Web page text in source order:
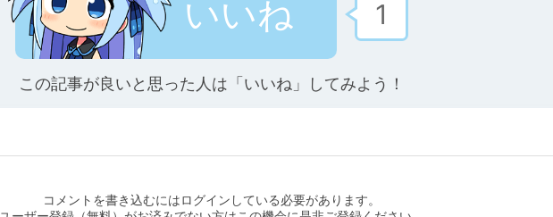
いいね 1
この記事が良いと思った人は「いいね」してみよう！
コメントを書き込むにはログインしている必要があります。